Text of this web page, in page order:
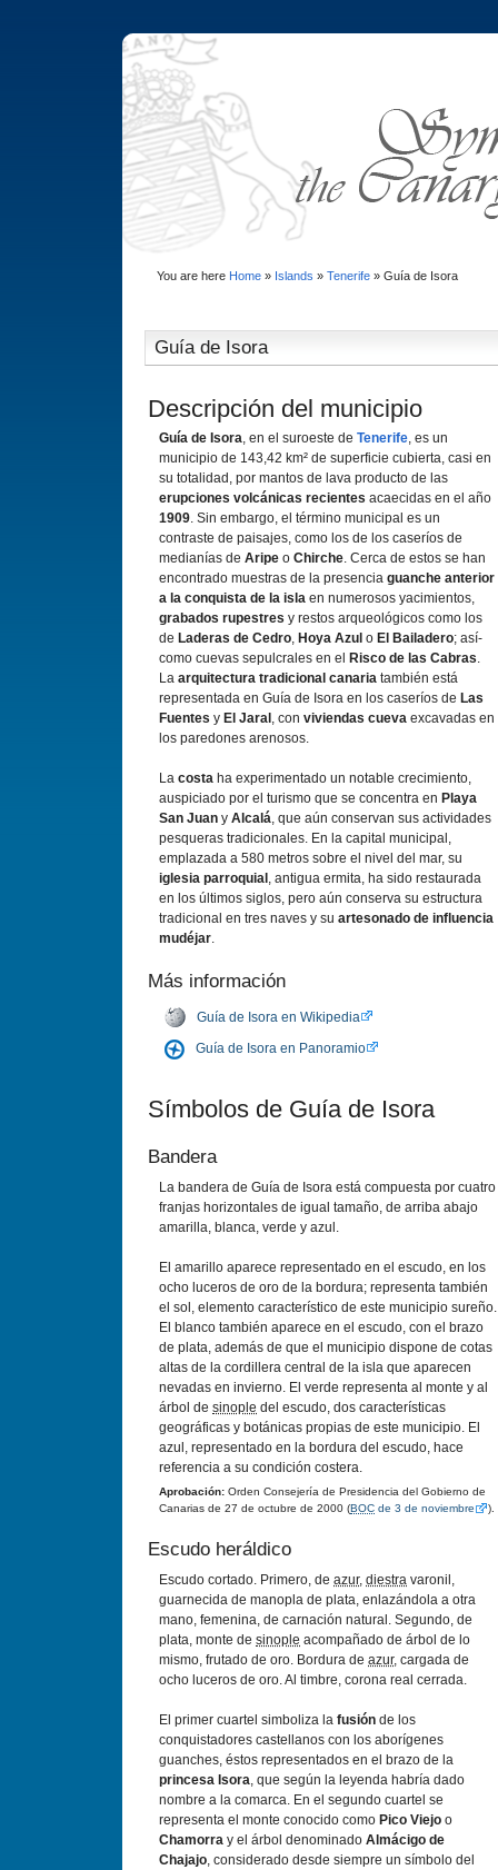
You are here Home» Islands » Tenerife» Guí­a de Isora
Guí­a de Isora
Descripción del municipio
Guí­a de Isora, en el suroeste de Tenerife, es un
municipio de 143,42 km² de superficie cubierta, casi en
su totalidad, por mantos de lava producto de las
erupciones volcánicas recientes acaecidas en el año
1909. Sin embargo, el término municipal es un
contraste de paisajes, como los de los caserí­os de
medianí­as de Aripe o Chirche. Cerca de estos se han
encontrado muestras de la presencia guanche anterior
a la conquista de la isla en numerosos yacimientos,
grabados rupestres y restos arqueológicos como los
de Laderas de Cedro, Hoya Azul o El Bailadero; así­
como cuevas sepulcrales en el
Risco de las Cabras.
La arquitectura tradicional canaria también está
representada en Guí­a de Isora en los caserí­os de Las
Fuentes y El Jaral , con viviendas cueva excavadas en
los paredones arenosos.
La costa ha experimentado un notable crecimiento,
auspiciado por el turismo que se concentra en Playa
San Juan y Alcalá, que aún conservan sus actividades
pesqueras tradicionales. En la capital municipal,
emplazada a 580 metros sobre el nivel del mar, su
iglesia parroquial , antigua ermita, ha sido restaurada
en los últimos siglos, pero aún conserva su estructura
tradicional en tres naves y su artesonado de influencia
mudéjar.
Más información
Guí­a de Isora en Wikipedia
Guí­a de Isora en Panoramio
Sí­mbolos de Guí­a de Isora
Bandera
La bandera de Guí­a de Isora está compuesta por cuatro
franjas horizontales de igual tamaño, de arriba abajo
amarilla, blanca, verde y azul.
El amarillo aparece representado en el escudo, en los
ocho luceros de oro de la bordura; representa también
el sol, elemento caracterí­stico de este municipio sureño.
El blanco también aparece en el escudo, con el brazo
de plata, además de que el municipio dispone de cotas
altas de la cordillera central de la isla que aparecen
nevadas en invierno. El verde representa al monte y al
árbol de sinople del escudo, dos caracterí­sticas
geográficas y botánicas propias de este municipio. El
azul, representado en la bordura del escudo, hace
referencia a su condición costera.
Aprobación: Orden Consejerí­a de Presidencia del Gobierno de
Canarias de 27 de octubre de 2000 (BOC de 3 de noviembre ).
Escudo heráldico
Escudo cortado. Primero, de azur, diestra varonil,
guarnecida de manopla de plata, enlazándola a otra
mano, femenina, de carnación natural. Segundo, de
plata, monte de sinople acompañado de árbol de lo
mismo, frutado de oro. Bordura de azur, cargada de
ocho luceros de oro. Al timbre, corona real cerrada.
El primer cuartel simboliza la fusión de los
conquistadores castellanos con los aborí­genes
guanches, éstos representados en el brazo de la
princesa Isora, que según la leyenda habrí­a dado
nombre a la comarca. En el segundo cuartel se
representa el monte conocido como Pico Viejo o
Chamorra y el árbol denominado Almácigo de
Chajajo, considerado desde siempre un sí­mbolo del